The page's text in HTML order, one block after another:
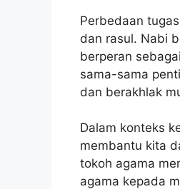
Perbedaan
dan rasul. Nabi
berperan
sama-sama
dan berakhlak
Dalam konteks
membantu kita
tokoh agama
agama kepada